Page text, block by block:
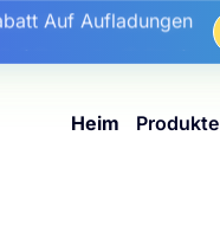
Auf Aufladungen
Statische IP-Käufe
Heim Produkte